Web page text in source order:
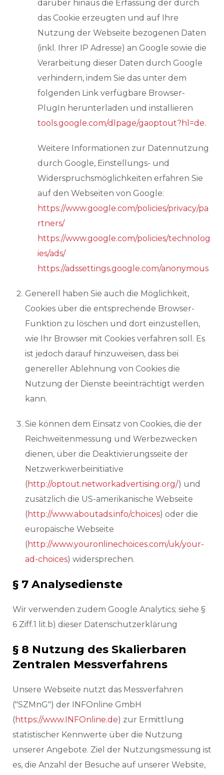
darüber hinaus die Erfassung der durch
das Cookie erzeugten und auf Ihre
Nutzung der Webseite bezogenen Daten
(inkl. Ihrer IP Adresse) an Google sowie die
Verarbeitung dieser Daten durch Google
verhindern, indem Sie das unter dem
folgenden Link verfügbare Browser-
PlugIn herunterladen und installieren
tools.google.com/dlpage/gaoptout?hl=de.
Weitere Informationen zur Datennutzung
durch Google, Einstellungs- und
Widerspruchsmöglichkeiten erfahren Sie
auf den Webseiten von Google:
https://www.google.com/policies/privacy/pa
rtners/
https://www.google.com/policies/technolog
ies/ads/
https://adssettings.google.com/anonymous
Generell haben Sie auch die Möglichkeit,
Cookies über die entsprechende Browser-
Funktion zu löschen und dort einzustellen,
wie Ihr Browser mit Cookies verfahren soll. Es
ist jedoch darauf hinzuweisen, dass bei
genereller Ablehnung von Cookies die
Nutzung der Dienste beeinträchtigt werden
kann.
Sie können dem Einsatz von Cookies, die der
Reichweitenmessung und Werbezwecken
dienen, über die Deaktivierungsseite der
Netzwerkwerbeinitiative
(http://optout.networkadvertising.org/) und
zusätzlich die US-amerikanische Webseite
(http://www.aboutads.info/choices) oder die
europäische Webseite
(http://www.youronlinechoices.com/uk/your-
ad-choices) widersprechen.
§ 7 Analysedienste
Wir verwenden zudem Google Analytics; siehe §
6 Ziff.1 lit.b) dieser Datenschutzerklärung
§ 8 Nutzung des Skalierbaren
Zentralen Messverfahrens
Unsere Webseite nutzt das Messverfahren
("SZMnG") der INFOnline GmbH
(https://www.INFOnline.de) zur Ermittlung
statistischer Kennwerte über die Nutzung
unserer Angebote. Ziel der Nutzungsmessung ist
es, die Anzahl der Besuche auf unserer Website,